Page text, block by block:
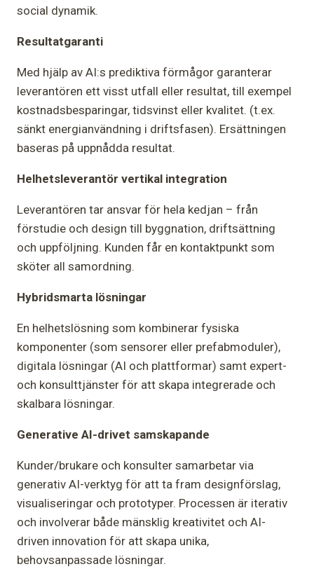
social dynamik.
Resultatgaranti
Med hjälp av AI:s prediktiva förmågor garanterar
leverantören ett visst utfall eller resultat, till exempel
kostnadsbesparingar, tidsvinst eller kvalitet. (t.ex.
sänkt energianvändning i driftsfasen). Ersättningen
baseras på uppnådda resultat.
Helhetsleverantör vertikal integration
Leverantören tar ansvar för hela kedjan – från
förstudie och design till byggnation, driftsättning
och uppföljning. Kunden får en kontaktpunkt som
sköter all samordning.
Hybridsmarta lösningar
En helhetslösning som kombinerar fysiska
komponenter (som sensorer eller prefabmoduler),
digitala lösningar (AI och plattformar) samt expert-
och konsulttjänster för att skapa integrerade och
skalbara lösningar.
Generative AI-drivet samskapande
Kunder/brukare och konsulter samarbetar via
generativ AI-verktyg för att ta fram designförslag,
visualiseringar och prototyper. Processen är iterativ
och involverar både mänsklig kreativitet och AI-
driven innovation för att skapa unika,
behovsanpassade lösningar.